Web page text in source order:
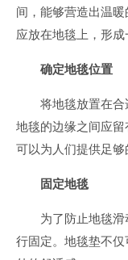
间，能够营造出温
应放在地毯上，形成
确定地毯位置
将地毯放置在
地毯的边缘之间应
可以为人们提供足够
固定地毯
为了防止地毯
行固定。地毯垫不